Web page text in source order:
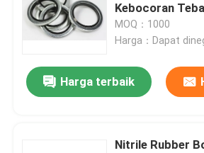
Rumah
Kebocoran
MOQ：1000
Harga：Dapat
Harga terbaik
Nitrile Rubber